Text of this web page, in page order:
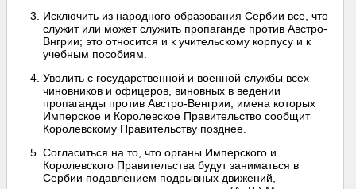
Исключить из народного образования Сербии все, что
служит или может служить пропаганде против Австро-
Внгрии; это относится и к учительскому корпусу и к
учебным пособиям.
Уволить с государственной и военной службы всех
чиновников и офицеров, виновных в ведении
пропаганды против Австро-Венгрии, имена которых
Имперское и Королевское Правительство сообщит
Королевскому Правительству позднее.
Согласиться на то, что органы Имперского и
Королевского Правительства будут заниматься в
Сербии подавлением подрывных движений,